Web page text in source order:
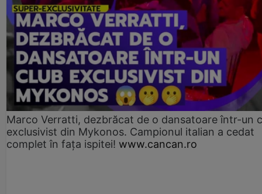
Marco Verratti, dezbrăcat de o dansatoare într-un
exclusivist din Mykonos. Campionul italian a cedat
complet în fața ispitei! www.cancan.ro